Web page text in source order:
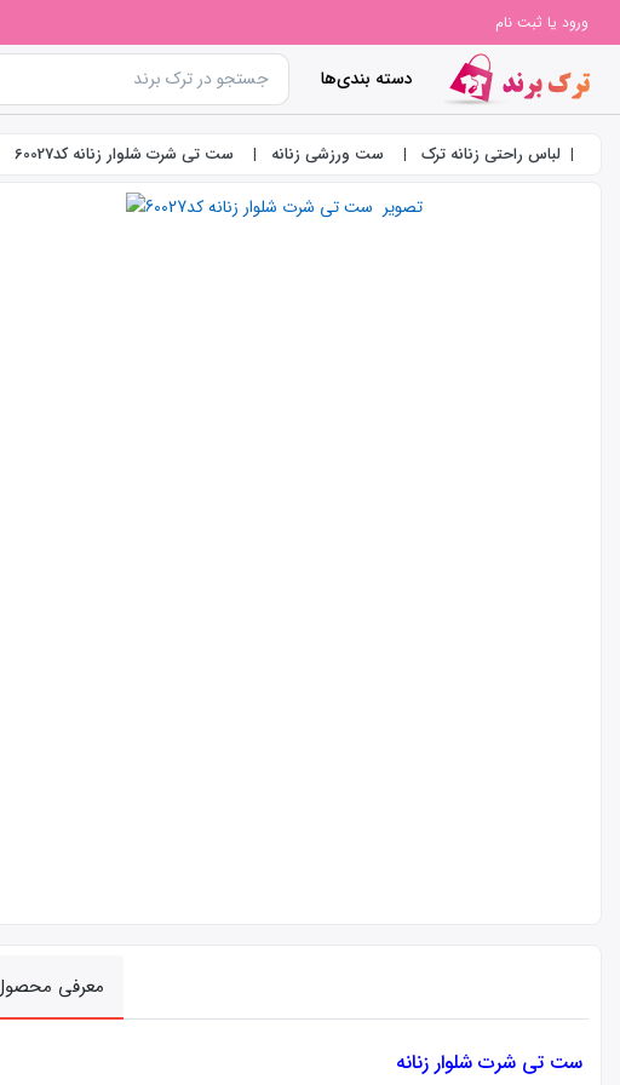
ورود یا ثبت نام
دسته بندی‌ها
لباس راحتی زنانه ترک ست ورزشی زنانه ست تی شرت شلوار زنانه کد60027
معرفی
ست تی شرت شلوار زنانه